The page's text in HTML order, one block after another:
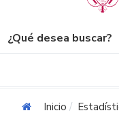
¿Qué desea buscar?
Inicio